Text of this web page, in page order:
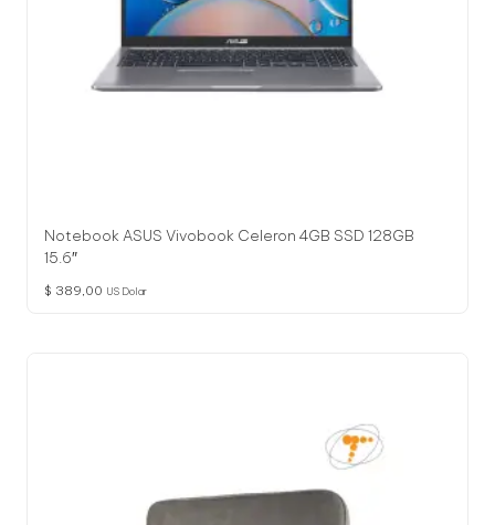
Notebook ASUS Vivobook Celeron 4GB SSD 128GB
15.6″
$ 389,00 US Dolar